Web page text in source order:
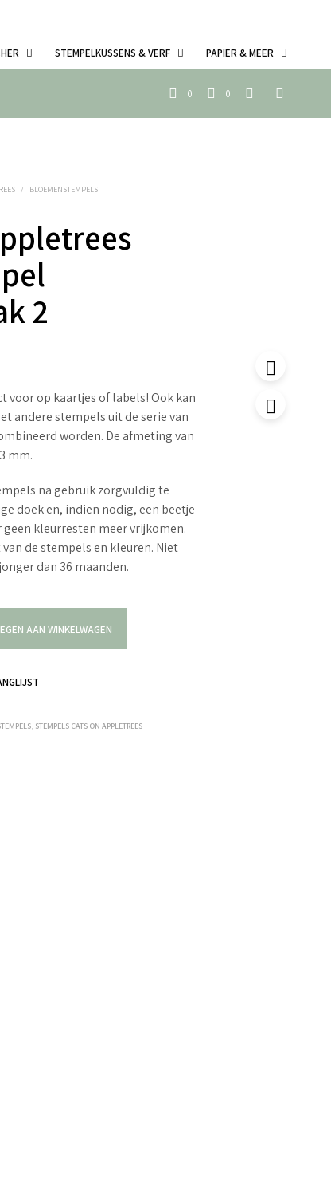
STEMPELKUSSENS & VERF PAPIER & MEER
0 0
/ BLOEMENSTEMPELS
2
voor op kaartjes of labels! Ook kan
andere stempels uit de serie van
worden. De afmeting van
mm.
na gebruik zorgvuldig te
doek en, indien nodig, een beetje
kleurresten meer vrijkomen.
de stempels en kleuren. Niet
dan 36 maanden.
AAN WINKELWAGEN
, STEMPELS CATS ON APPLETREES